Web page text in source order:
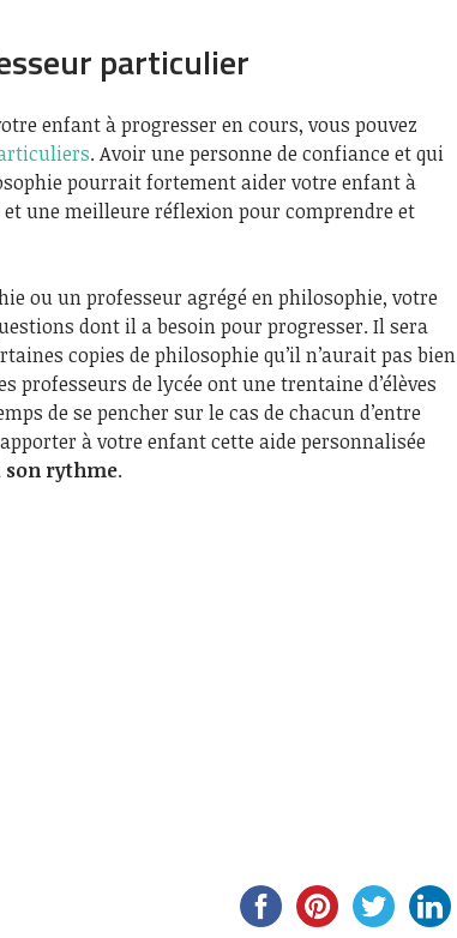
particulier
enfant à progresser en cours, vous pouvez
. Avoir une personne de confiance et qui
pourrait fortement aider votre enfant à
et une meilleure réflexion pour comprendre et
ou un professeur agrégé en philosophie, votre
dont il a besoin pour progresser. Il sera
copies de philosophie qu’il n’aurait pas bien
professeurs de lycée ont une trentaine d’élèves
de se pencher sur le cas de chacun d’entre
à votre enfant cette aide personnalisée
son rythme.